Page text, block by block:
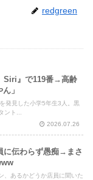
redgreen
Siri』で119番→高齢
」
発見した小学5年生3人。黒
ント...
2026.07.26
に伝わらず愚痴→まさ
、あるかどうか店員に聞いた